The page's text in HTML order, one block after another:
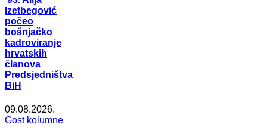
Izetbegović
počeo
bošnjačko
kadroviranje
hrvatskih
članova
Predsjedništva
BiH
09.08.2026.
Gost kolumne